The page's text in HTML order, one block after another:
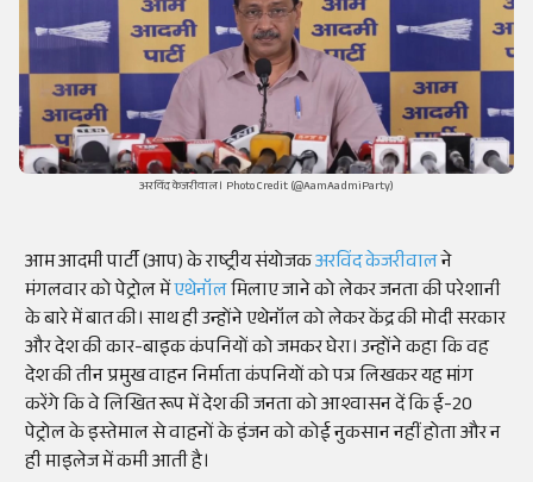
अरविंद केजरीवाल। Photo Credit (@AamAadmiParty)
आम आदमी पार्टी (आप) के राष्ट्रीय संयोजकअरविंद केजरीवालने
मंगलवार को पेट्रोल मेंएथेनॉलमिलाए जाने को लेकर जनता की परेशानी
के बारे में बात की। साथ ही उन्होंने एथेनॉल को लेकर केंद्र की मोदी सरकार
और देश की कार-बाइक कंपनियों को जमकर घेरा। उन्होंने कहा कि वह
देश की तीन प्रमुख वाहन निर्माता कंपनियों को पत्र लिखकर यह मांग
करेंगे कि वे लिखित रूप में देश की जनता को आश्वासन दें कि ई-20
पेट्रोल के इस्तेमाल से वाहनों के इंजन को कोई नुकसान नहीं होता और न
ही माइलेज में कमी आती है।